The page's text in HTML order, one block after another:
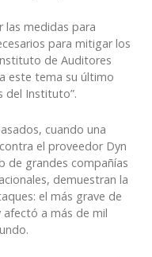
las medidas para
para mitigar los
de Auditores
este tema su último
del Instituto”.
cuando una
el proveedor Dyn
de grandes compañías
demuestran la
el más grave de
a más de mil